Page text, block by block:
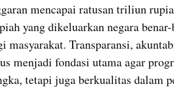
mencapai ratusan triliun
yang dikeluarkan negara
masyarakat. Transparansi,
menjadi fondasi utama agar
tetapi juga berkualitas dalam